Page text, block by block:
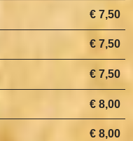
€ 7,50
€ 7,50
€ 7,50
€ 8,00
€ 8,00